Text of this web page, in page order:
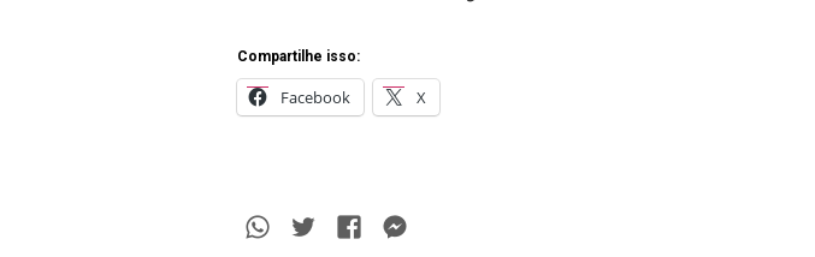
Compartilhe isso:
Facebook X
Whatsapp
TwitterFacebook